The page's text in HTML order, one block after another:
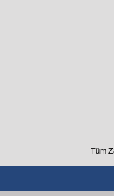
Tüm